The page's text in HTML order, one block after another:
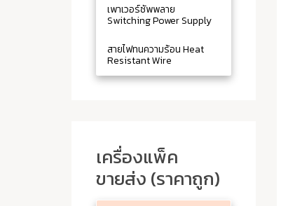
เพาเวอร์ซัพพลาย
Switching Power Supply
สายไฟทนความร้อน Heat
Resistant Wire
เครื่องแพ็ค
ขายส่ง (ราคาถูก)